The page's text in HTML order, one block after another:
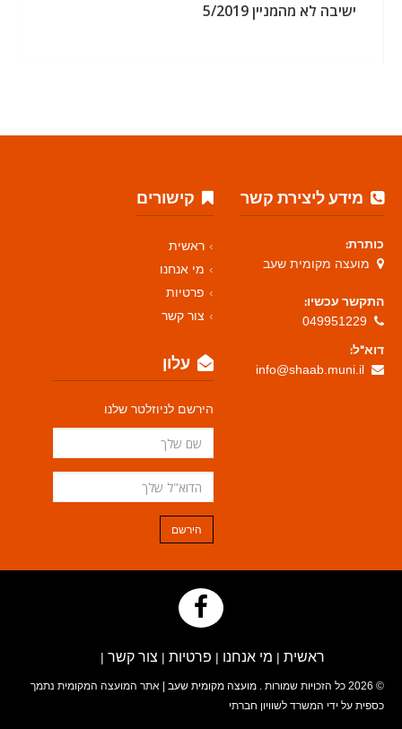
ישיבה לא מהמניין 5/2019
מידע ליצירת קשר
כותרת:
מועצה מקומית שעב
התקשר עכשיו:
049951229
דוא"ל:
info@shaab.muni.il
קישורים
ראשית
מי אנחנו
פרטיות
צור קשר
עלון
הירשם לניוזלטר שלנו
הירשם
ראשית | מי אנחנו | פרטיות | צור קשר |
© 2026 כל הזכויות שמורות . מועצה מקומית שעב | אתר המועצה המקומית נתמך
כספית על ידי המשרד לשוויון חברתי